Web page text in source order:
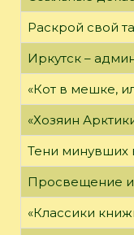
Раскрой свой
Иркутск –
«Кот в мешке,
«Хозяин
Тени минувших
Просвещение и
«Классики